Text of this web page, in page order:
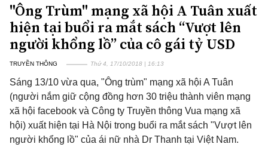
"Ông Trùm" mạng xã hội A Tuân xuất
hiện tại buổi ra mắt sách “Vượt lên
người khổng lồ” của cô gái tỷ USD
TRUYỀN THÔNG Thứ 4, 17/10/2018 | 16:13
Sáng 13/10 vừa qua, "Ông trùm" mạng xã hội A Tuân
(người nắm giữ cộng đồng hơn 30 triệu thành viên mạng
xã hội facebook và Công ty Truyền thông Vua mạng xã
hội) xuất hiện tại Hà Nội trong buổi ra mắt sách "Vượt lên
người khổng lồ" của ái nữ nhà Dr Thanh tại Việt Nam.